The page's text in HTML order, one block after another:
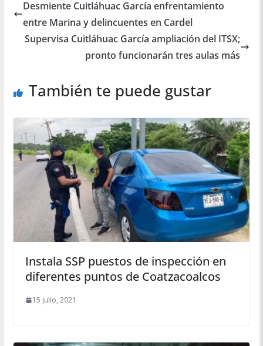
Desmiente Cuitláhuac García enfrentamiento
entre Marina y delincuentes en Cardel
Supervisa Cuitláhuac García ampliación del ITSX;
pronto funcionarán tres aulas más
También te puede gustar
Instala SSP puestos de inspección en
diferentes puntos de Coatzacoalcos
15 julio, 2021